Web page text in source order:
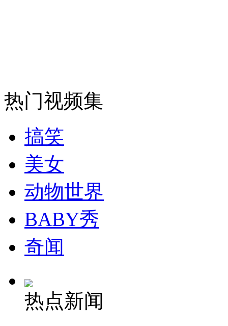
司机酒驾遇交警 急速倒车逃窜
热门视频集
搞笑
美女
动物世界
BABY秀
奇闻
热点新闻